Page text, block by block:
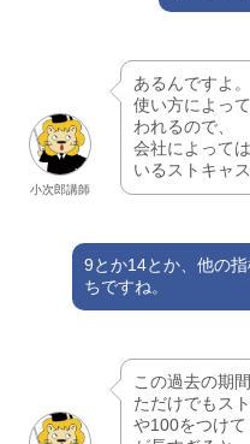
小次郎講師
あるんですよ。
使い方によっ
われるので、
会社によって
いるストキャ
9とか14とか、他の
ちですね。
この過去の期
ただけでもス
や100をつけ